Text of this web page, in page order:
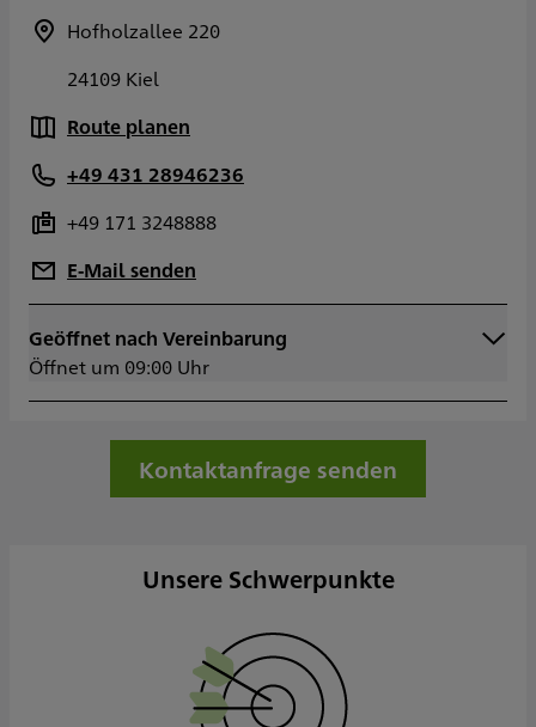
Hofholzallee 220
24109 Kiel
Route planen
+49 431 28946236
+49 171 3248888
E-Mail senden
Geöffnet nach Vereinbarung
Öffnet um 09:00 Uhr
Montag
Dienstag
Mittwoch
09:00 - 17:30
Kontaktanfrage senden
Unsere Schwerpunkte